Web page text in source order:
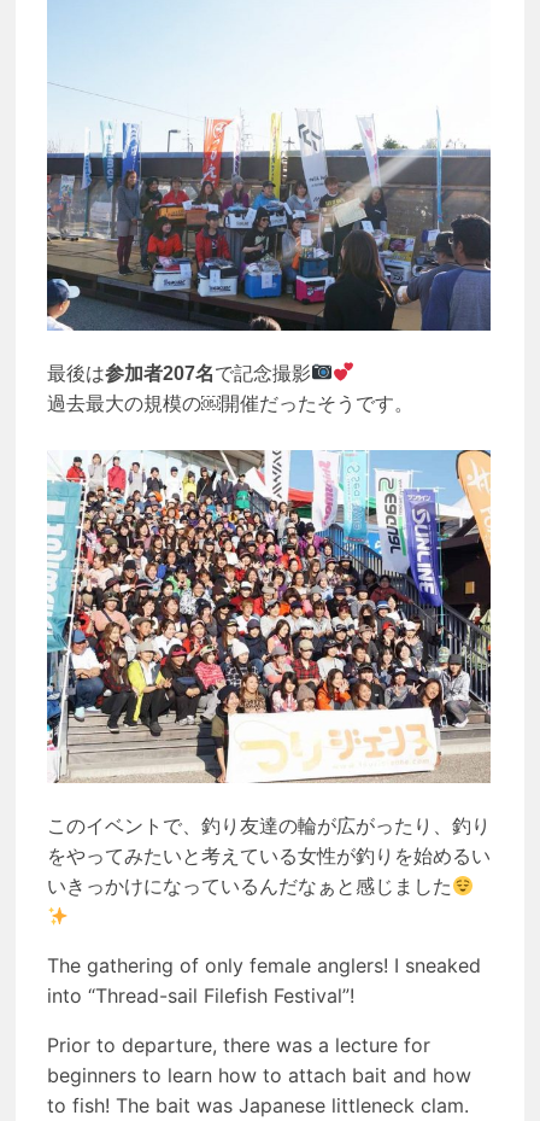
最後は参加者207名で記念撮影
過去最大の規模の￼開催だったそうです。
このイベントで、釣り友達の輪が広がったり、釣り
をやってみたいと考えている女性が釣りを始めるい
いきっかけになっているんだなぁと感じました
The gathering of only female anglers! I sneaked
into “Thread-sail Filefish Festival”!
Prior to departure, there was a lecture for
beginners to learn how to attach bait and how
to fish! The bait was Japanese littleneck clam.